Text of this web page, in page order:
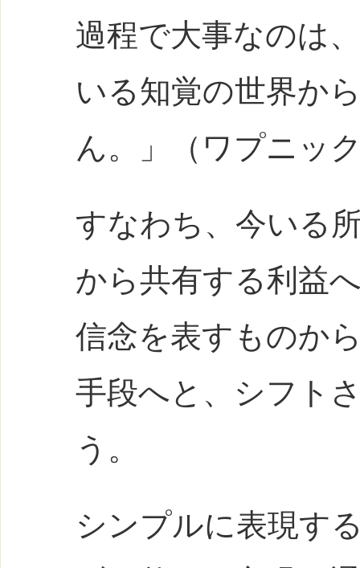
過程で大事なのは
いる知覚の世界か
ん。」（ワプニッ
すなわち、今いる
から共有する利益
信念を表すものか
手段へと、シフト
う。
シンプルに表現す